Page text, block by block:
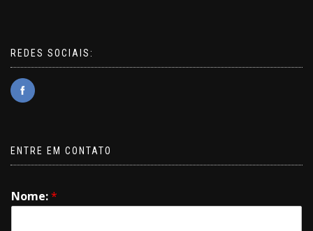
REDES SOCIAIS:
ENTRE EM CONTATO
Nome:*